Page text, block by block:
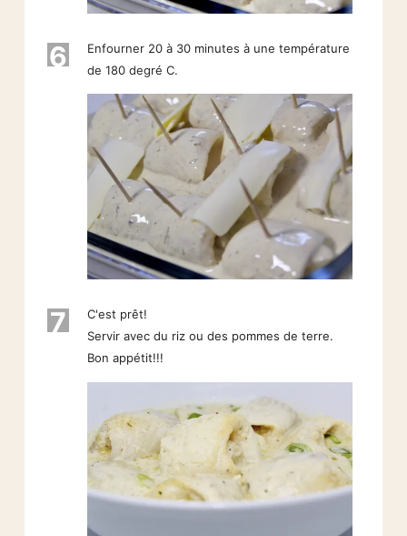
6
Enfourner 20 à 30 minutes à une température
de 180 degré C.
7
C'est prêt!
Servir avec du riz ou des pommes de terre.
Bon appétit!!!